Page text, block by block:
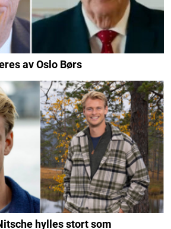
av Oslo Børs
hylles stort som